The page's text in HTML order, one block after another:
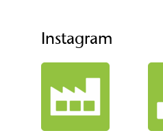
Instagram